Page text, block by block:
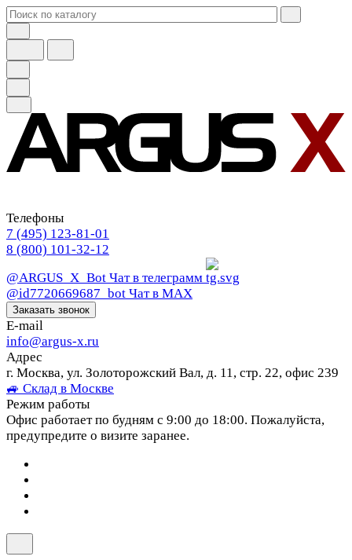
Телефоны
7 (495) 123-81-01
8 (800) 101-32-12
@ARGUS_X_Bot Чат в телеграмм
@id7720669687_bot Чат в МАХ
Заказать звонок
E-mail
info@argus-x.ru
Адрес
г. Москва, ул. Золоторожский Вал, д. 11, стр. 22, офис 239
🚙 Склад в Москве
Режим работы
Офис работает по будням с 9:00 до 18:00. Пожалуйста,
предупредите о визите заранее.